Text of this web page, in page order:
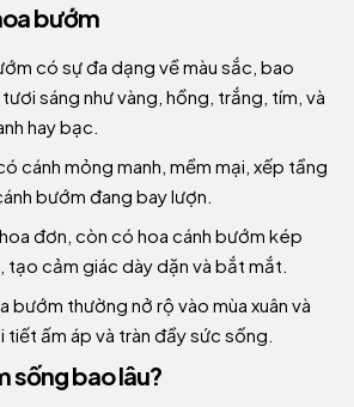
bướm
có sự đa dạng về màu sắc, bao
sáng như vàng, hồng, trắng, tím, và
hay bạc.
cánh mỏng manh, mềm mại, xếp tầng
bướm đang bay lượn.
đơn, còn có hoa cánh bướm kép
tạo cảm giác dày dặn và bắt mắt.
bướm thường nở rộ vào mùa xuân và
tiết ấm áp và tràn đầy sức sống.
sống bao lâu?